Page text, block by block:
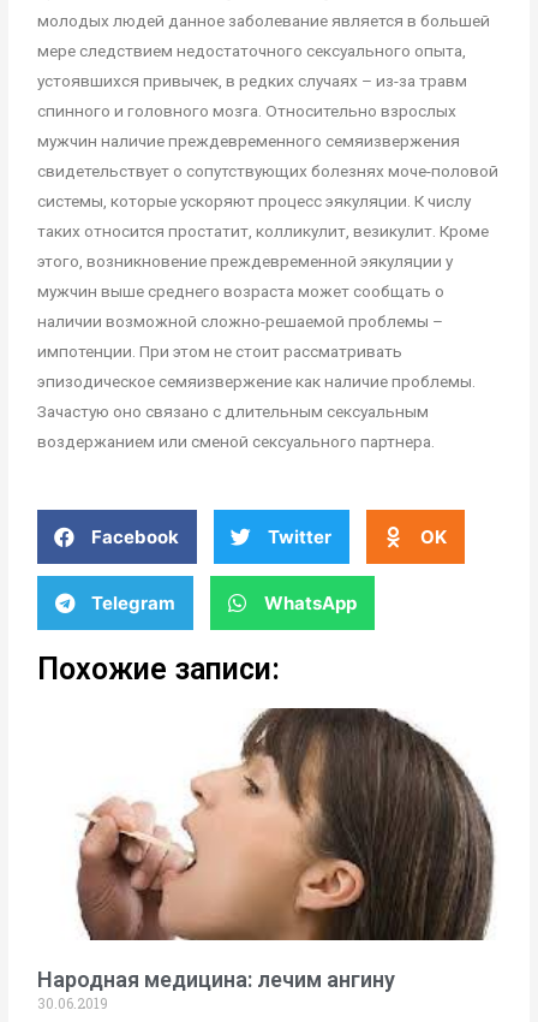
молодых людей данное заболевание является в большей
мере следствием недостаточного сексуального опыта,
устоявшихся привычек, в редких случаях – из-за травм
спинного и головного мозга. Относительно взрослых
мужчин наличие преждевременного семяизвержения
свидетельствует о сопутствующих болезнях моче-половой
системы, которые ускоряют процесс эякуляции. К числу
таких относится простатит, колликулит, везикулит. Кроме
этого, возникновение преждевременной эякуляции у
мужчин выше среднего возраста может сообщать о
наличии возможной сложно-решаемой проблемы –
импотенции. При этом не стоит рассматривать
эпизодическое семяизвержение как наличие проблемы.
Зачастую оно связано с длительным сексуальным
воздержанием или сменой сексуального партнера.
Facebook Twitter OK
Telegram WhatsApp
Похожие записи:
Народная медицина: лечим ангину
30.06.2019